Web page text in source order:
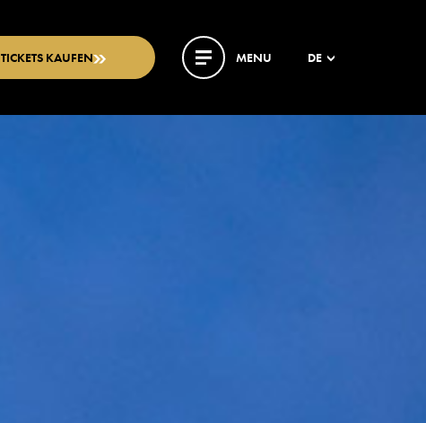
TICKETS KAUFEN MENU DE